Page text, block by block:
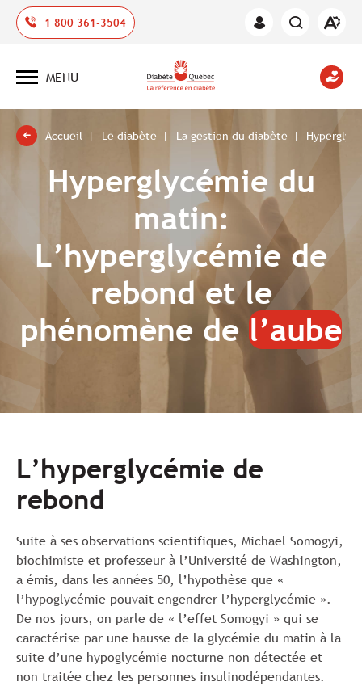
1 800 361-3504
Espace
Ouvrir
Ouvrir
site
MENU
Accueil Le diabète La gestion du diabète
Hyperglycémie du
matin:
L’hyperglycémie de
rebond et le
phénomène de l’aube
L’hyperglycémie de
rebond
Suite à ses observations scientifiques, Michael Somogyi,
biochimiste et professeur à l’Université de Washington,
a émis, dans les années 50, l’hypothèse que «
l’hypoglycémie pouvait engendrer l’hyperglycémie ».
De nos jours, on parle de « l’effet Somogyi » qui se
caractérise par une hausse de la glycémie du matin à la
suite d’une hypoglycémie nocturne non détectée et
non traitée chez les personnes insulinodépendantes.